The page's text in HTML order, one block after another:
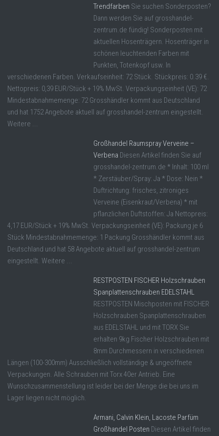
Trendfarben Sie suchen Sonderposten?
Dann werden Sie auf grosshandel-
zentrum.de fündig! Sonderposten mit
aktuellen Hosenträgern. Hosenträger in
schönen leuchtenden Farben mit
Punkten, Totenkopf usw. In
verschiedenen Farben. Verkaufseinheit: 72 Stück. Stückpreis: 0.39 €.
Nettopreis: 0,39 EUR/Stück + 19% MwSt. Verpackungseinheit (VE): 72
Mindestabnahmemenge: 72 Grosshändler kommt aus Deutschland
und hat 1752 Angebote aktuell auf grosshandel-zentrum eingestellt.
Weitere ...
Großhandel Raumspray Verveine –
Verbena Diesen Artikel finden Sie auf
grosshandel-zentrum.de * Inhalt: 100 ml
* Zerstäuber/Spray: Ja * Dose: Nein *
Duftrichtung: frisches, zitroniges
Verveine (Eisenkraut/Verbena) * mit
pflanzlichen Duftstoffen: Ja Nettopreis:
4,17 EUR/Stück + 19% MwSt. Verpackungseinheit (VE): Packung je 6
Stück Mindestabnahmemenge: 1 Packung Grosshändler kommt aus
Deutschland und hat 58 Angebote aktuell auf grosshandel-zentrum
eingestellt. Weitere ...
RESTPOSTEN FISCHER Holzschrauben
Spanplattenschrauben EDELSTAHL
RESTPOSTEN Mischposten mit FISCHER
Holzschrauben Spanplattenschrauben
aus EDELSTAHL und mit TORX Sie
erhalten 9kg Fischer Holzschrauben mit
8mm Durchmessern in verschiedenen
Längen (100-300mm) Ausschließlich vollständige & ungeöffnete
Verpackungen. Alle Schrauben mit Torx 40er Antrieb. Eine
Wunschzusammenstellung ist leider bei der Menge die bei uns im
Lager liegen nicht möglich.
Armani, Calvin Klein, Lacoste Parfüm
Großhandel Posten Diesen Artikel finden